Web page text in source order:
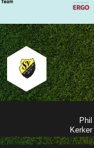

